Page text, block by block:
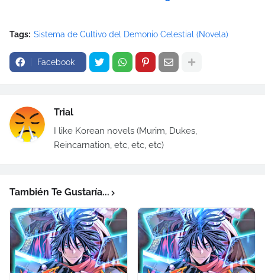
Tags: Sistema de Cultivo del Demonio Celestial (Novela)
Facebook
Trial
I like Korean novels (Murim, Dukes,
Reincarnation, etc, etc, etc)
También Te Gustaría...